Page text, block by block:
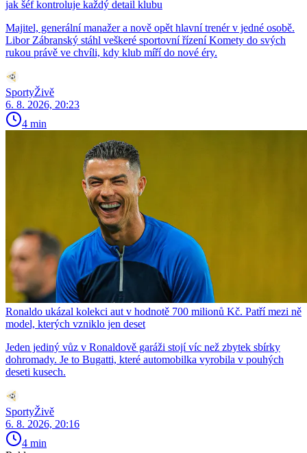
jak šéf kontroluje každý detail klubu
Majitel, generální manažer a nově opět hlavní trenér v jedné osobě.
Libor Zábranský stáhl veškeré sportovní řízení Komety do svých
rukou právě ve chvíli, kdy klub míří do nové éry.
SportyŽivě
6. 8. 2026, 20:23
4 min
Ronaldo ukázal kolekci aut v hodnotě 700 milionů Kč. Patří mezi ně
model, kterých vzniklo jen deset
Jeden jediný vůz v Ronaldově garáži stojí víc než zbytek sbírky
dohromady. Je to Bugatti, které automobilka vyrobila v pouhých
deseti kusech.
SportyŽivě
6. 8. 2026, 20:16
4 min